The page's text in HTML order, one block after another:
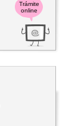
Trámite
online